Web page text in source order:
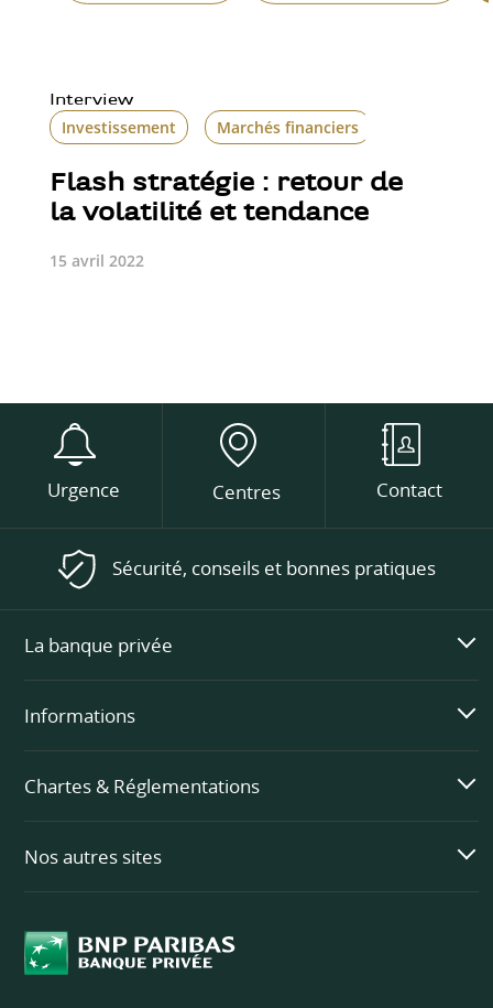
Interview
Investissement Marchés financiers
Flash stratégie : retour de
la volatilité et tendance
15 avril 2022
Urgence Centres Contact
Sécurité, conseils et bonnes pratiques
La banque privée
Informations
Chartes & Réglementations
Nos autres sites